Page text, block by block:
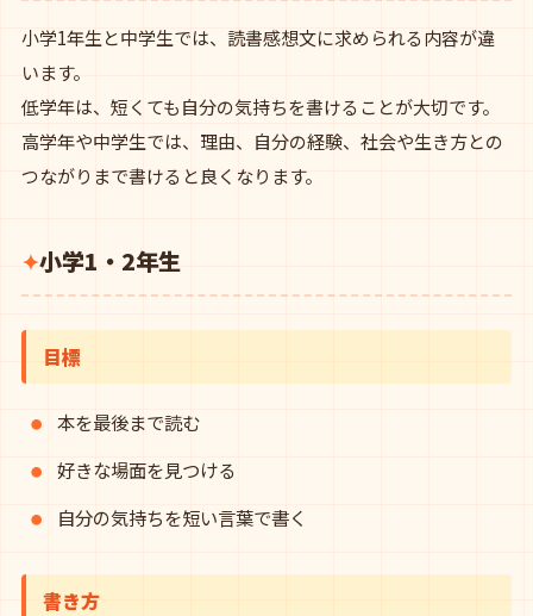
小学1年生と中学生では、読書感想文に求められる内容が違
います。
低学年は、短くても自分の気持ちを書けることが大切です。
高学年や中学生では、理由、自分の経験、社会や生き方との
つながりまで書けると良くなります。
小学1・2年生
目標
本を最後まで読む
好きな場面を見つける
自分の気持ちを短い言葉で書く
書き方